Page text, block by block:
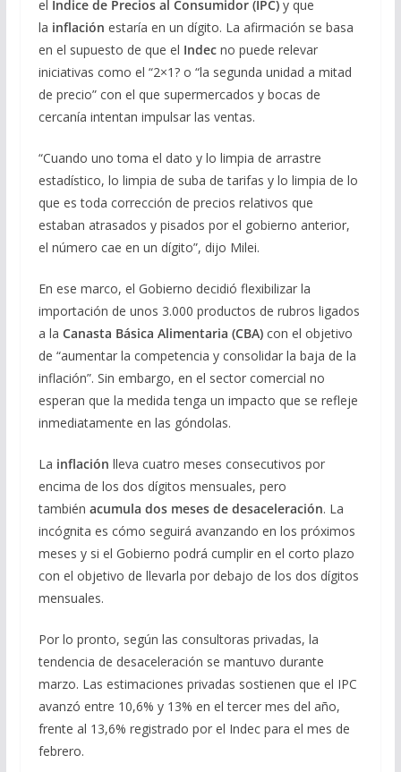
el Índice de Precios al Consumidor (IPC) y que
la inflación estaría en un dígito. La afirmación se basa
en el supuesto de que el Indecno puede relevar
iniciativas como el “2×1? o “la segunda unidad a mitad
de precio” con el que supermercados y bocas de
cercanía intentan impulsar las ventas.
“Cuando uno toma el dato y lo limpia de arrastre
estadístico, lo limpia de suba de tarifas y lo limpia de lo
que es toda corrección de precios relativos que
estaban atrasados y pisados por el gobierno anterior,
el número cae en un dígito”, dijo Milei.
En ese marco, el Gobierno decidió flexibilizar la
importación de unos 3.000 productos de rubros ligados
a la Canasta Básica Alimentaria (CBA) con el objetivo
de “aumentar la competencia y consolidar la baja de la
inflación”. Sin embargo, en el sector comercial no
esperan que la medida tenga un impacto que se refleje
inmediatamente en las góndolas.
La inflación lleva cuatro meses consecutivos por
encima de los dos dígitos mensuales, pero
también acumula dos meses de desaceleración. La
incógnita es cómo seguirá avanzando en los próximos
meses y si el Gobierno podrá cumplir en el corto plazo
con el objetivo de llevarla por debajo de los dos dígitos
mensuales.
Por lo pronto, según las consultoras privadas, la
tendencia de desaceleración se mantuvo durante
marzo. Las estimaciones privadas sostienen que el IPC
avanzó entre 10,6% y 13% en el tercer mes del año,
frente al 13,6% registrado por el Indec para el mes de
febrero.